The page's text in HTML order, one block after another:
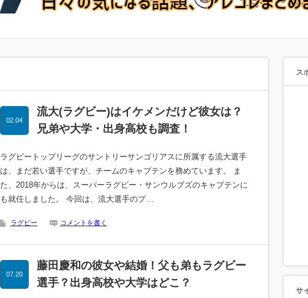
流大(ラグビー)はイケメンだけど彼女は？
兄弟や大学・出身高校も調査！
02.04
ラグビートップリーグのサントリーサンゴリアスに所属する流大選手
は、まだ若い選手ですが、チームのキャプテンを務めています。 ま
た、2018年からは、スーパーラグビー・サンウルブズのキャプテンに
も就任しました。 今回は、流大選手のプ…
ラグビー コメントを書く
藤田慶和の彼女や結婚！父も弟もラグビー
選手？出身高校や大学はどこ？
07.20
ス
サ